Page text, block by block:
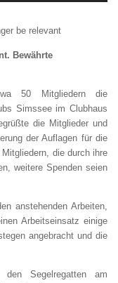
be relevant
Bewährte
50 Mitgliedern die
Simssee im Clubhaus
die Mitglieder und
der Auflagen für die
die durch ihre
weitere Spenden seien
anstehenden Arbeiten,
Arbeitseinsatz einige
angebracht und die
Segelregatten am